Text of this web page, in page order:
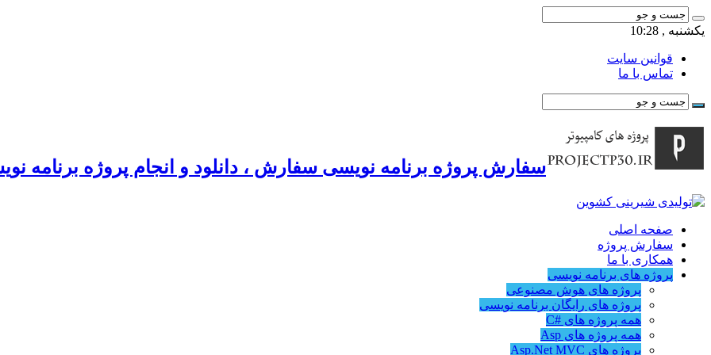
یکشنبه , 10:28
قوانین سایت
تماس با ما
سفارش پروژه برنامه نویسی سفارش ، دانلود و انجام پروژه برنامه
صفحه اصلی
سفارش پروژه
همکاری با ما
پروژه های برنامه نویسی
پروژه های هوش مصنوعی
پروژه های رایگان برنامه نویسی
همه پروژه های #C
همه پروژه های Asp
پروژه های Asp.Net MVC